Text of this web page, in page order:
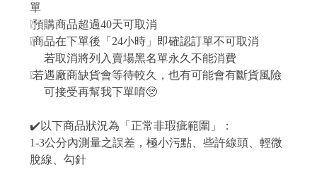
單
❕預購商品超過40天可取消
❕商品在下單後「24小時」即確認訂單不可取消
若取消將列入賣場黑名單永久不能消費
❕若遇廠商缺貨會等待較久，也有可能會有斷貨風險
可接受再幫我下單唷🥺
✔️以下商品狀況為「正常非瑕疵範圍」：
1-3公分內測量之誤差，極小污點、些許線頭、輕微
脫線、勾針